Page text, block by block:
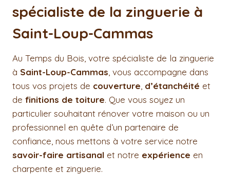
spécialiste de la zinguerie à
Saint-Loup-Cammas
Au Temps du Bois, votre spécialiste de la zinguerie
à Saint-Loup-Cammas, vous accompagne dans
tous vos projets de couverture, d’étanchéité et
de finitions de toiture. Que vous soyez un
particulier souhaitant rénover votre maison ou un
professionnel en quête d’un partenaire de
confiance, nous mettons à votre service notre
savoir-faire artisanal et notre expérience en
charpente et zinguerie.